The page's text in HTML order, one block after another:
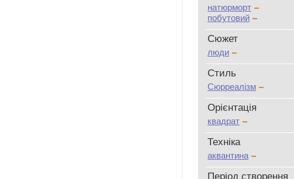
натюрморт
побутовий
Сюжет
люди
Стиль
Сюрреалізм
Oрієнтація
квадрат
Техніка
аквантина
Період створення